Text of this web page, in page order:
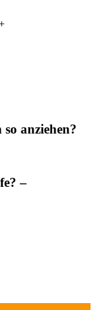
anziehen?
–